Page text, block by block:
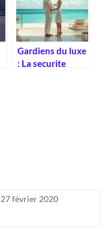
Gardiens du luxe
: La securite
27 février 2020